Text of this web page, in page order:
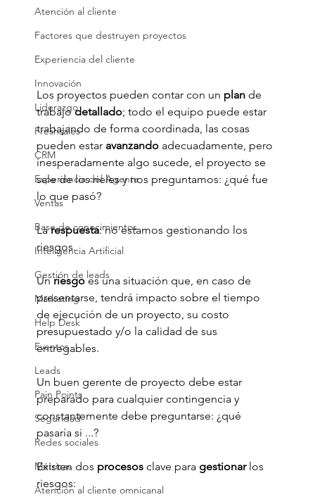
Atención al cliente
Factores que destruyen proyectos
Experiencia del cliente
Innovación
Liderazgo
Freshsales
CRM
Experiencia del Agente
Ventas
Base de conocimientos
Inteligencia Artificial
Gestión de leads
Marketing
Help Desk
Eventos
Leads
Pain Points
Seguridad
Redes sociales
Métricas
Atención al cliente omnicanal
Los proyectos pueden contar con un plan de
trabajo detallado; todo el equipo puede estar
trabajando de forma coordinada, las cosas
pueden estar avanzando adecuadamente, pero
inesperadamente algo sucede, el proyecto se
sale de los rieles y nos preguntamos: ¿qué fue
lo que pasó?
La respuesta: no estamos gestionando los
riesgos.
Un riesgo es una situación que, en caso de
presentarse, tendrá impacto sobre el tiempo
de ejecución de un proyecto, su costo
presupuestado y/o la calidad de sus
entregables.
Un buen gerente de proyecto debe estar
preparado para cualquier contingencia y
constantemente debe preguntarse: ¿qué
pasaría si ...?
Existen dos procesos clave para gestionar los
riesgos: